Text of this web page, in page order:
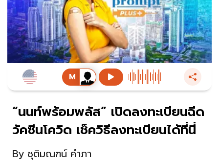
“นนท์พร้อมพลัส” เปิดลงทะเบียนฉีด
วัคซีนโควิด เช็ควิธีลงทะเบียนได้ที่นี่
By ชุติมณฑน์ คำภา